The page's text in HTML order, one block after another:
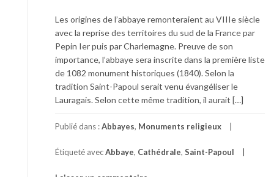
Les origines de l’abbaye remonteraient au VIIIe siècle
avec la reprise des territoires du sud de la France par
Pepin Ier puis par Charlemagne. Preuve de son
importance, l’abbaye sera inscrite dans la première liste
de 1082 monument historiques (1840). Selon la
tradition Saint-Papoul serait venu évangéliser le
Lauragais. Selon cette même tradition, il aurait […]
Publié dans :Abbayes, Monuments religieux
Étiqueté avecAbbaye, Cathédrale, Saint-Papoul